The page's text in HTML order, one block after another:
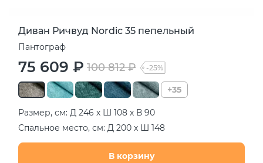
Диван Ричвуд Nordic 35 пепельный
Пантограф
75 609 ₽ 100 812 ₽ -25%
+35
Размер, см: Д 246 х Ш 108 х В 90
Спальное место, см: Д 200 х Ш 148
В корзину